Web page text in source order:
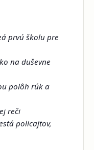
prvú školu pre
na duševne
polôh rúk a
reči
policajtov,